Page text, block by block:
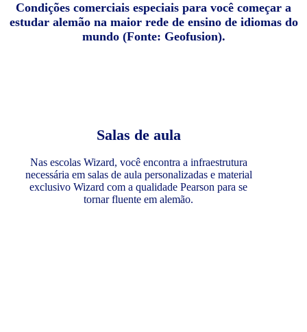
Condições comerciais especiais para você começar a
estudar alemão na maior rede de ensino de idiomas do
mundo (Fonte: Geofusion).
Salas de aula
Nas escolas Wizard, você encontra a infraestrutura
necessária em salas de aula personalizadas e material
exclusivo Wizard com a qualidade Pearson para se
tornar fluente em alemão.